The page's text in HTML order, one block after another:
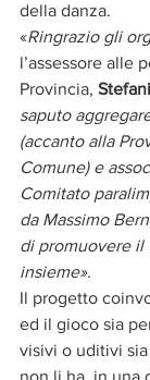
della danza.
«Ringrazio gli
l’assessore alle
Provincia,
saputo
(accanto alla
Comune) e
Comitato
da Massimo
di promuovere il
insieme».
Il progetto
ed il gioco sia
visivi o uditivi